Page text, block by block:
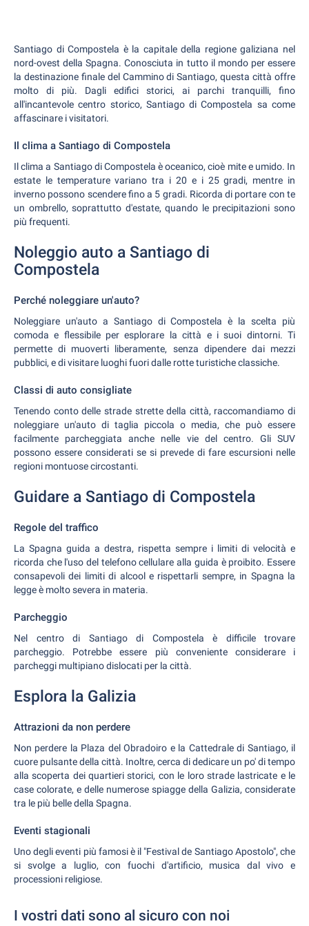
Santiago di Compostela è la capitale della regione galiziana nel
nord-ovest della Spagna. Conosciuta in tutto il mondo per essere
la destinazione finale del Cammino di Santiago, questa città offre
molto di più. Dagli edifici storici, ai parchi tranquilli, fino
all'incantevole centro storico, Santiago di Compostela sa come
affascinare i visitatori.
Il clima a Santiago di Compostela
Il clima a Santiago di Compostela è oceanico, cioè mite e umido. In
estate le temperature variano tra i 20 e i 25 gradi, mentre in
inverno possono scendere fino a 5 gradi. Ricorda di portare con te
un ombrello, soprattutto d'estate, quando le precipitazioni sono
più frequenti.
Noleggio auto a Santiago di
Compostela
Perché noleggiare un'auto?
Noleggiare un'auto a Santiago di Compostela è la scelta più
comoda e flessibile per esplorare la città e i suoi dintorni. Ti
permette di muoverti liberamente, senza dipendere dai mezzi
pubblici, e di visitare luoghi fuori dalle rotte turistiche classiche.
Classi di auto consigliate
Tenendo conto delle strade strette della città, raccomandiamo di
noleggiare un'auto di taglia piccola o media, che può essere
facilmente parcheggiata anche nelle vie del centro. Gli SUV
possono essere considerati se si prevede di fare escursioni nelle
regioni montuose circostanti.
Guidare a Santiago di Compostela
Regole del traffico
La Spagna guida a destra, rispetta sempre i limiti di velocità e
ricorda che l'uso del telefono cellulare alla guida è proibito. Essere
consapevoli dei limiti di alcool e rispettarli sempre, in Spagna la
legge è molto severa in materia.
Parcheggio
Nel centro di Santiago di Compostela è difficile trovare
parcheggio. Potrebbe essere più conveniente considerare i
parcheggi multipiano dislocati per la città.
Esplora la Galizia
Attrazioni da non perdere
Non perdere la Plaza del Obradoiro e la Cattedrale di Santiago, il
cuore pulsante della città. Inoltre, cerca di dedicare un po' di tempo
alla scoperta dei quartieri storici, con le loro strade lastricate e le
case colorate, e delle numerose spiagge della Galizia, considerate
tra le più belle della Spagna.
Eventi stagionali
Uno degli eventi più famosi è il "Festival de Santiago Apostolo", che
si svolge a luglio, con fuochi d'artificio, musica dal vivo e
processioni religiose.
I vostri dati sono al sicuro con noi